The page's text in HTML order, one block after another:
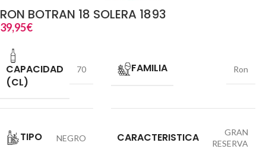
RON BOTRAN 18 SOLERA 1893
39,95€
CAPACIDAD
(CL)
70 FAMILIA Ron
TIPO NEGRO CARACTERISTICA
GRAN
RESERVA